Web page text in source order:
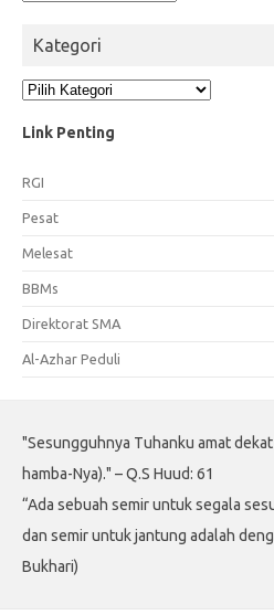
Kategori
Kategori
Link Penting
RGI
Pesat
Melesat
BBMs
Direktorat SMA
Al-Azhar Peduli
"Sesungguhnya Tuhanku amat
hamba-Nya)." – Q.S Huud: 61
“Ada sebuah semir untuk segala
dan semir untuk jantung adalah
Bukhari)